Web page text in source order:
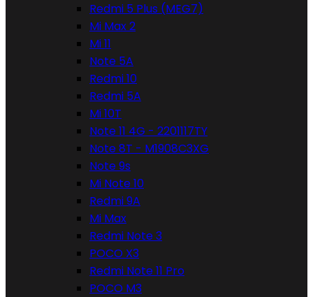
Redmi 5 Plus (MEG7)
Mi Max 2
Mi 11
Note 5A
Redmi 10
Redmi 5A
Mi 10T
Note 11 4G - 2201117TY
Note 8T - M1908C3XG
Note 9s
Mi Note 10
Redmi 9A
Mi Max
Redmi Note 3
POCO X3
Redmi Note 11 Pro
POCO M3